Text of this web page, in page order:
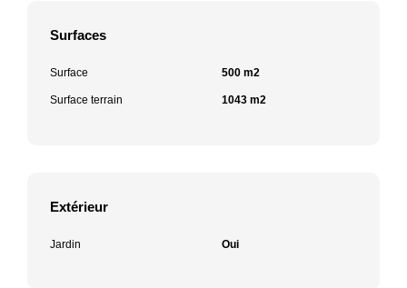
Surfaces
Surface 500 m2
Surface terrain 1043 m2
Extérieur
Jardin Oui